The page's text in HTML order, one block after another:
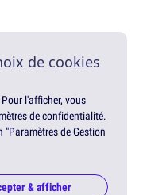
de cookies
l'afficher, vous
de confidentialité.
de Gestion
& afficher